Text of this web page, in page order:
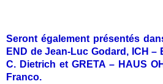
Seront également présentés
END de Jean-Luc Godard, ICH –
C. Dietrich et GRETA – HAUS
Franco.